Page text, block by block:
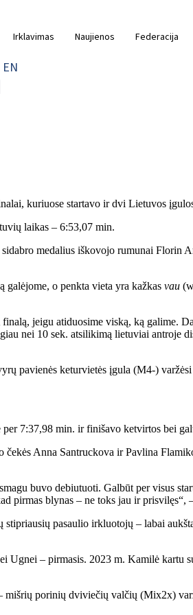
Irklavimas Naujienos Federacija
EN
kuriuose startavo ir dvi Lietuvos
laikas – 6:53,07 min.
medalius iškovojo rumunai
galėjome, o penkta vieta yra kažkas vau
jeigu atiduosime viską, ką galime.
nei 10 sek. atsilikimą lietuviai antroje
pavienės keturvietės įgula (M4-)
7:37,98 min. ir finišavo ketvirtos bei
Anna Santruckova ir Pavlina
buvo debiutuoti. Galbūt per visus
pirmas blynas – ne toks jau ir prisvilęs“,
pasaulio irkluotojų – labai
Ugnei – pirmasis. 2023 m. Kamilė kartu
mišrių porinių dviviečių valčių (Mix2x)